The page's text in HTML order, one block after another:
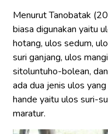
Menurut Tanobatak
biasa digunakan yaitu
hotang, ulos sedum,
suri ganjang, ulos
sitoluntuho-bolean,
ada dua jenis ulos
hande yaitu ulos suri-
maratur.